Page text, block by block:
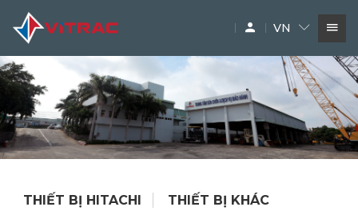
SIÊU THỊ MÁY XÂY DỰNG
THƯƠNG HIỆU
DỊCH VỤ
PHỤ TÙNG
VN
THIẾT BỊ HITACHI THIẾT BỊ KHÁC